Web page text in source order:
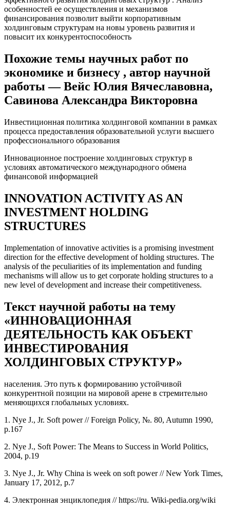
особенностей ее осуществления и механизмов
финансирования позволит выйти корпоративным
холдинговым структурам на новы уровень развития и
повысит их конкурентоспособность
Похожие темы научных работ по
экономике и бизнесу , автор научной
работы — Вейс Юлия Вячеславовна,
Савинова Александра Викторовна
Инвестиционная политика холдинговой компании в рамках
процесса предоставления образовательной услуги высшего
профессионального образования
Инновационное построение холдинговых структур в
условиях автоматического международного обмена
финансовой информацией
INNOVATION ACTIVITY AS AN
INVESTMENT HOLDING
STRUCTURES
Implementation of innovative activities is a promising investment
direction for the effective development of holding structures. The
analysis of the peculiarities of its implementation and funding
mechanisms will allow us to get corporate holding structures to a
new level of development and increase their competitiveness.
Текст научной работы на тему
«ИННОВАЦИОННАЯ
ДЕЯТЕЛЬНОСТЬ КАК ОБЪЕКТ
ИНВЕСТИРОВАНИЯ
ХОЛДИНГОВЫХ СТРУКТУР»
населения. Это путь к формированию устойчивой
конкурентной позиции на мировой арене в стремительно
меняющихся глобальных условиях.
1. Nye J., Jr. Soft power // Foreign Policy, №. 80, Autumn 1990,
р.167
2. Nye J., Soft Power: The Means to Success in World Politics,
2004, р.19
3. Nye J., Jr. Why China is week on soft power // New York Times,
January 17, 2012, р.7
4. Электронная энциклопедия // https://ru. Wiki-pedia.org/wiki